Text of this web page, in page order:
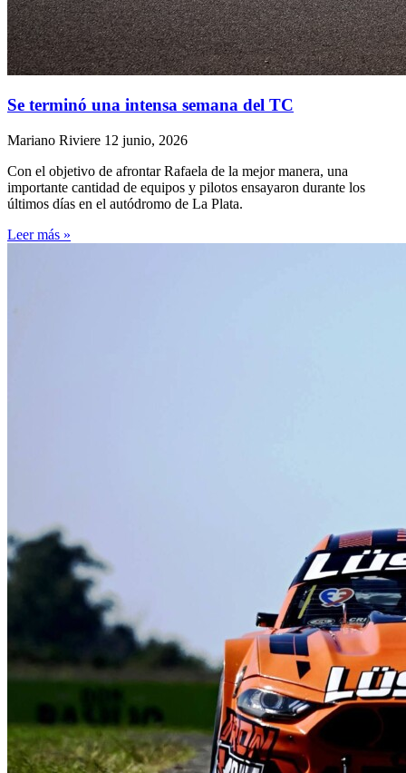
Se terminó una intensa semana del TC
Mariano Riviere 12 junio, 2026
Con el objetivo de afrontar Rafaela de la mejor manera, una
importante cantidad de equipos y pilotos ensayaron durante los
últimos días en el autódromo de La Plata.
Leer más »